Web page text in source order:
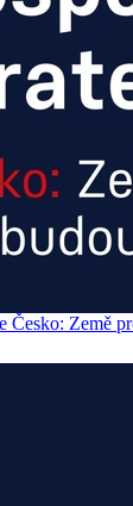
Česko: Země